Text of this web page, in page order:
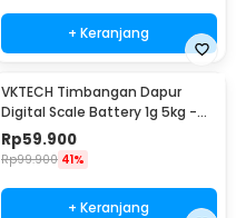
+ Keranjang
VKTECH Timbangan Dapur
Digital Scale Battery 1g 5kg -
CK10A
Rp59.900
Rp99.900 41%
+ Keranjang